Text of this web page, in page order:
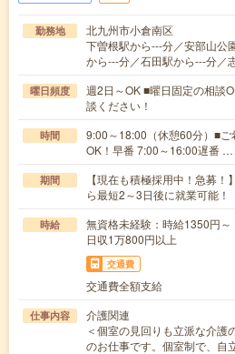
勤務地
北九州市小倉南区
下曽根駅から---分／安部山公
から---分／石田駅から---分／
曜日頻度
週2日～OK ■曜日固定の相談
談ください！
時間
9:00～18:00（休憩60分）■ご
OK！早番 7:00～16:00遅番 …
期間
【現在も積極採用中！急募
ら最短2～3日後に就業可能！
時給
無資格未経験：時給1350
日収1万800円以上
交通費
交通費全額支給
仕事内容
介護関連
＜個室の見回りも立派な介護
のお仕事です。個室制で、自